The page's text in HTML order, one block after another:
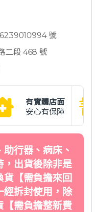
號
二段 468 號
有實體店面
安心有保障
行器、病床、
，出貨後除非是
【需負擔來回
經拆封使用，除
【需負擔整新費